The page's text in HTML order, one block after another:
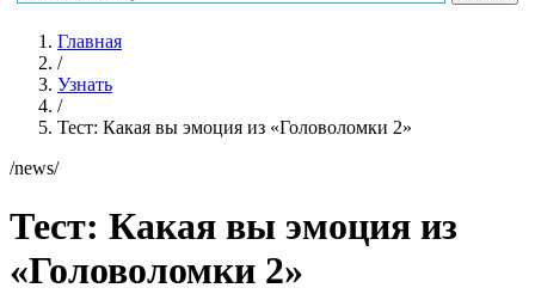
Главная
/
Узнать
/
Тест: Какая вы эмоция из «Головоломки 2»
/news/
Тест: Какая вы эмоция из
«Головоломки 2»